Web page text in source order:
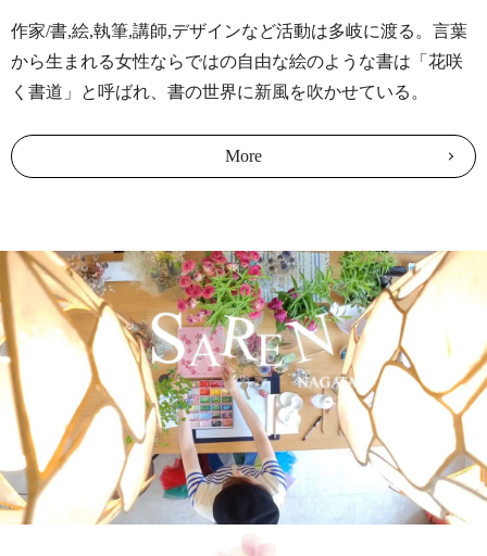
2026/01/01
元旦/ハイアット リージェンシー 東京ベイ 御来場御礼
ハイアット リージェンシー 東京ベイ 新春イベントのご案
内
2025/12/01
年末年始の営業に関するご案内
2025/11/08
<満員御礼>11/30(日)1dayクリスマスリースワークショップ
作家/書,絵,執筆,講師,デザインなど活動は多岐に渡る。言葉
から生まれる女性ならではの自由な絵のような書は「花咲
く書道」と呼ばれ、書の世界に新風を吹かせている。
More